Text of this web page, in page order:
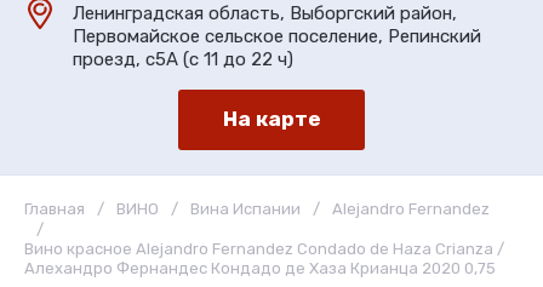
Ленинградская область, Выборгский район,
Первомайское сельское поселение, Репинский
проезд, с5А (с 11 до 22 ч)
На карте
Главная / ВИНО / Вина Испании /
Alejandro Fernandez
/
Вино красное Alejandro Fernandez Condado de Haza Crianza /
Алехандро Фернандес Кондадо де Хаза Крианца 2020 0,75